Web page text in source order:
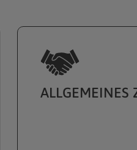
ALLGEMEINES